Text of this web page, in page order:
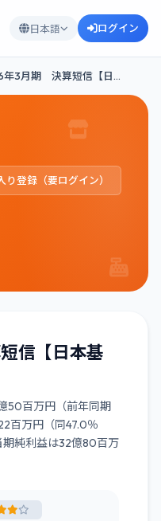
日本語 ログイン
年3月期 決算短信【日…
り登録（要ログイン）
信【日本基
50百万円（前年同期
百万円（同47.0％
純利益は32億80百万